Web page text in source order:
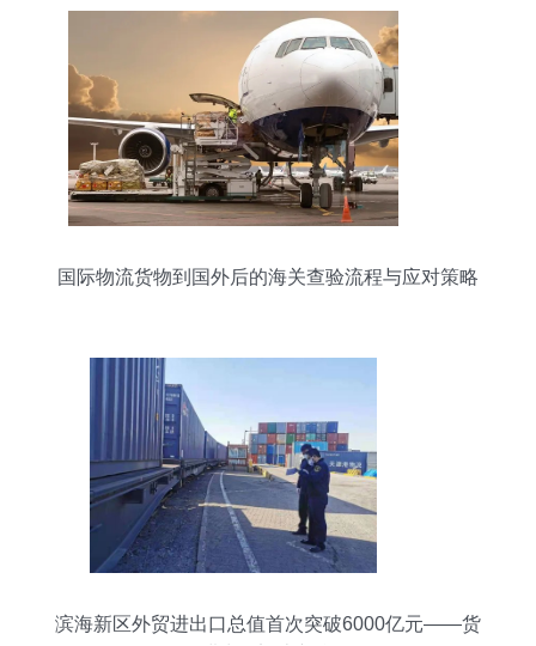
国际物流货物到国外后的海关查验流程与应对策略
滨海新区外贸进出口总值首次突破6000亿元——货